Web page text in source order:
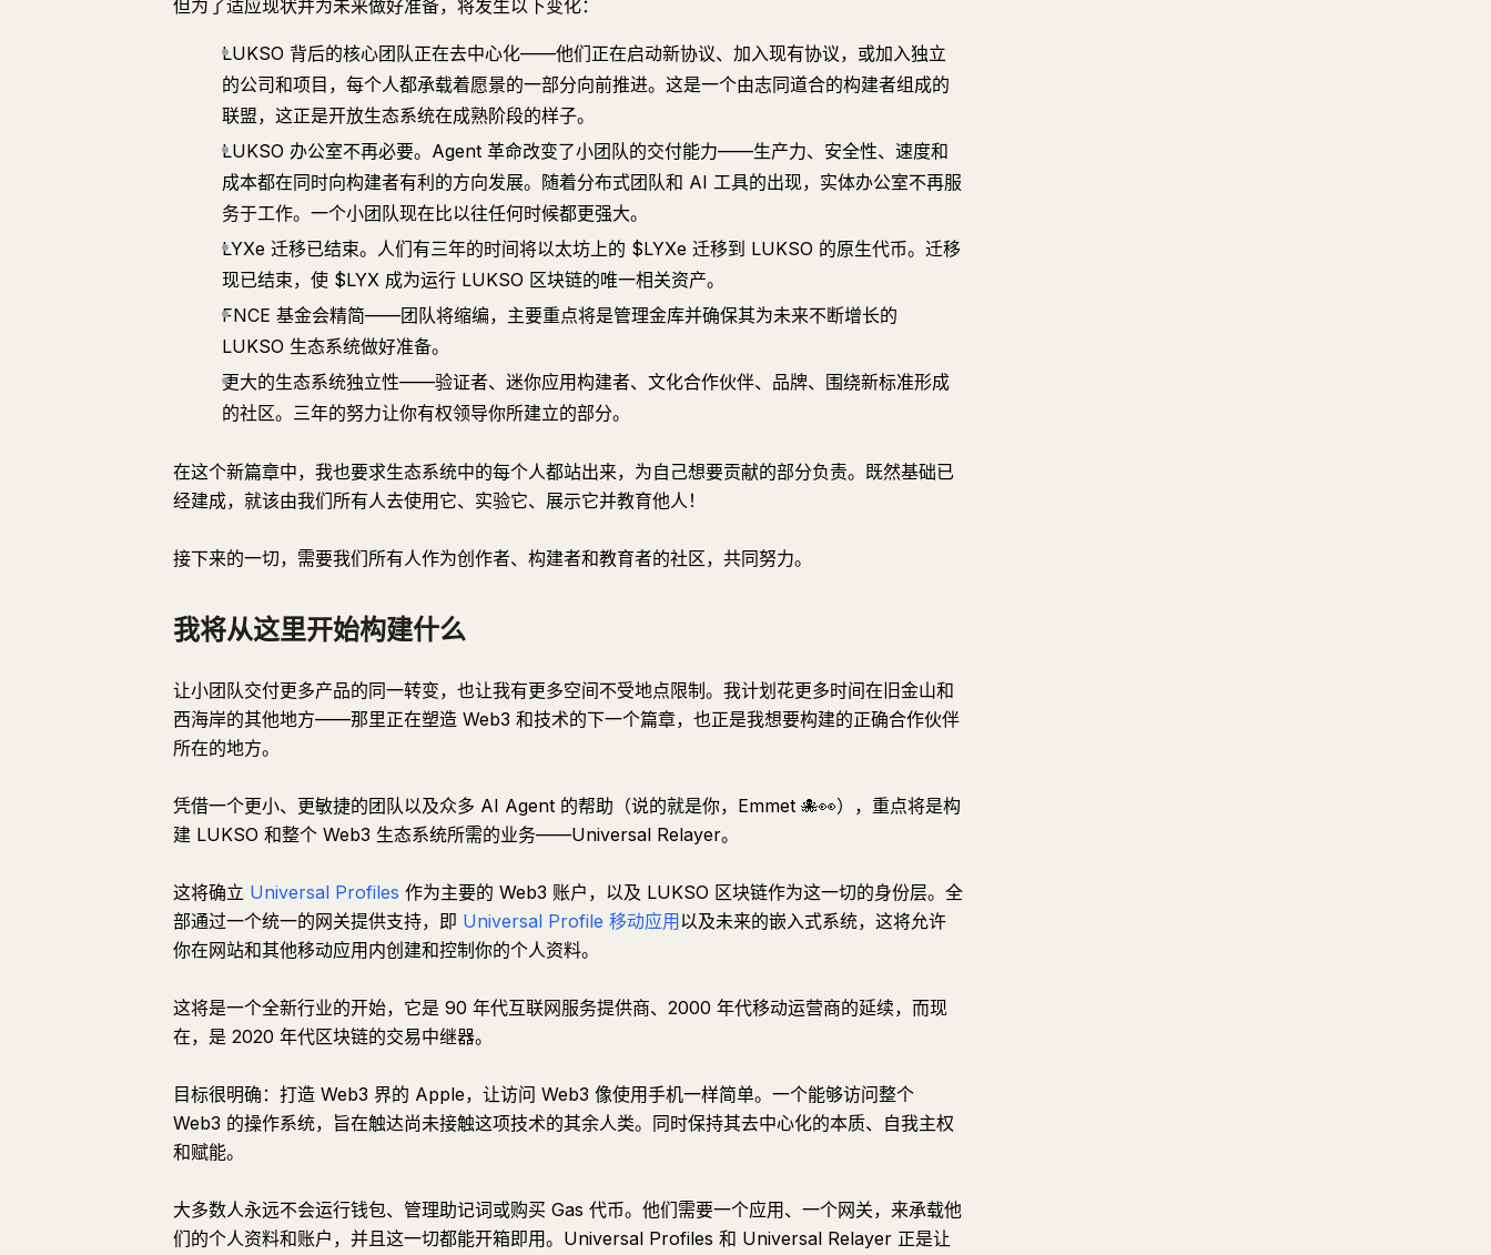
但为了适应现状并为未来做好准备，将发生以下变化：
LUKSO 背后的核心团队正在去中心化——他们正在启动新协议、加入现有协议，或加入独立
的公司和项目，每个人都承载着愿景的一部分向前推进。这是一个由志同道合的构建者组成的
联盟，这正是开放生态系统在成熟阶段的样子。
LUKSO 办公室不再必要。Agent 革命改变了小团队的交付能力——生产力、安全性、速度和
成本都在同时向构建者有利的方向发展。随着分布式团队和 AI 工具的出现，实体办公室不再服
务于工作。一个小团队现在比以往任何时候都更强大。
LYXe 迁移已结束。人们有三年的时间将以太坊上的 $LYXe 迁移到 LUKSO 的原生代币。迁移
现已结束，使 $LYX 成为运行 LUKSO 区块链的唯一相关资产。
FNCE 基金会精简——团队将缩编，主要重点将是管理金库并确保其为未来不断增长的
LUKSO 生态系统做好准备。
更大的生态系统独立性——验证者、迷你应用构建者、文化合作伙伴、品牌、围绕新标准形成
的社区。三年的努力让你有权领导你所建立的部分。
在这个新篇章中，我也要求生态系统中的每个人都站出来，为自己想要贡献的部分负责。既然基础已
经建成，就该由我们所有人去使用它、实验它、展示它并教育他人！
接下来的一切，需要我们所有人作为创作者、构建者和教育者的社区，共同努力。
我将从这里开始构建什么
让小团队交付更多产品的同一转变，也让我有更多空间不受地点限制。我计划花更多时间在旧金山和
西海岸的其他地方——那里正在塑造 Web3 和技术的下一个篇章，也正是我想要构建的正确合作伙伴
所在的地方。
凭借一个更小、更敏捷的团队以及众多 AI Agent 的帮助（说的就是你，Emmet 🐙👀），重点将是构
建 LUKSO 和整个 Web3 生态系统所需的业务——Universal Relayer。
这将确立 Universal Profiles 作为主要的 Web3 账户，以及 LUKSO 区块链作为这一切的身份层。全
部通过一个统一的网关提供支持，即 Universal Profile 移动应用 以及未来的嵌入式系统，这将允许
你在网站和其他移动应用内创建和控制你的个人资料。
这将是一个全新行业的开始，它是 90 年代互联网服务提供商、2000 年代移动运营商的延续，而现
在，是 2020 年代区块链的交易中继器。
目标很明确：打造 Web3 界的 Apple，让访问 Web3 像使用手机一样简单。一个能够访问整个
Web3 的操作系统，旨在触达尚未接触这项技术的其余人类。同时保持其去中心化的本质、自我主权
和赋能。
大多数人永远不会运行钱包、管理助记词或购买 Gas 代币。他们需要一个应用、一个网关，来承载他
们的个人资料和账户，并且这一切都能开箱即用。Universal Profiles 和 Universal Relayer 正是让